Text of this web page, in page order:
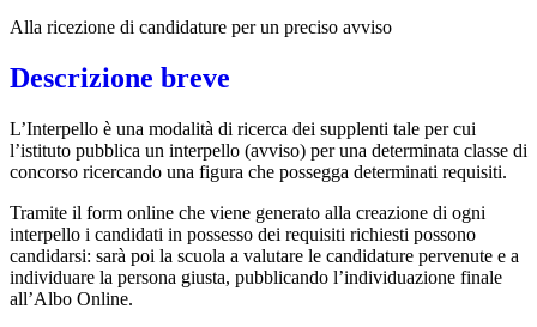
Alla ricezione di candidature per un preciso avviso
Descrizione breve
L’Interpello è una modalità di ricerca dei supplenti tale per cui
l’istituto pubblica un interpello (avviso) per una determinata classe di
concorso ricercando una figura che possegga determinati requisiti.
Tramite il form online che viene generato alla creazione di ogni
interpello i candidati in possesso dei requisiti richiesti possono
candidarsi: sarà poi la scuola a valutare le candidature pervenute e a
individuare la persona giusta, pubblicando l’individuazione finale
all’Albo Online.